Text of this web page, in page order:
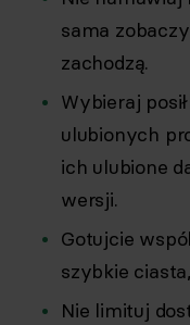
sama
zachodzą.
Wybieraj
ulubionych
ich ulubione
wersji.
Gotujcie
szybkie
Nie limituj